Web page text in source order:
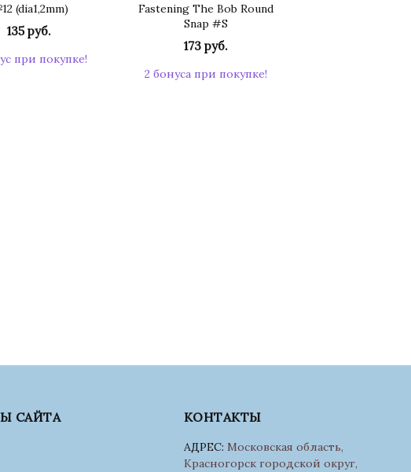
(dia1,2mm)
135 руб.
при покупке!
Fastening The Bob Round
Snap #S
173 руб.
2 бонуса при покупке!
САЙТА КОНТАКТЫ
АДРЕС: Московская область,
Красногорск городской округ,